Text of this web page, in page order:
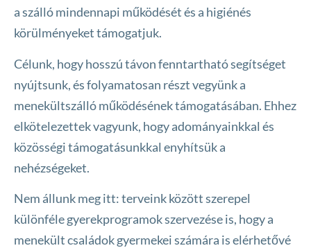
a szálló mindennapi működését és a higiénés
körülményeket támogatjuk.
Célunk, hogy hosszú távon fenntartható segítséget
nyújtsunk, és folyamatosan részt vegyünk a
menekültszálló működésének támogatásában. Ehhez
elkötelezettek vagyunk, hogy adományainkkal és
közösségi támogatásunkkal enyhítsük a
nehézségeket.
Nem állunk meg itt: terveink között szerepel
különféle gyerekprogramok szervezése is, hogy a
menekült családok gyermekei számára is elérhetővé